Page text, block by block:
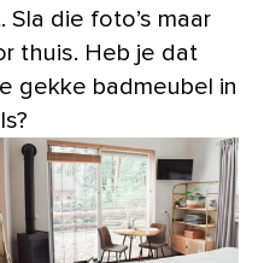
die foto’s maar
thuis. Heb je dat
gekke badmeubel in